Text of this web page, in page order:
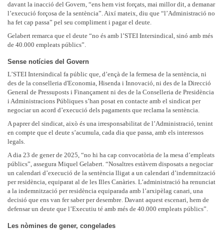
davant la inacció del Govern, “ens hem vist forçats, mai millor dit, a demanar
l’execució forçosa de la sentència”. Així mateix, diu que “l’Administració no
ha fet cap passa” pel seu compliment i pagar el deute.
Gelabert remarca que el deute “no és amb l’STEI Intersindical, sinó amb més
de 40.000 empleats públics”.
Sense notícies del Govern
L’STEI Intersindical fa públic que, d’ençà de la fermesa de la sentència, ni
des de la conselleria d'Economia, Hisenda i Innovació, ni des de la Direcció
General de Pressuposts i Finançament ni des de la Conselleria de Presidència
i Administracions Públiques s’han posat en contacte amb el sindicat per
negociar un acord d’execució dels pagaments que reclama la sentència.
A paprer del sindicat, això és una irresponsabilitat de l’Administració, tenint
en compte que el deute s’acumula, cada dia que passa, amb els interessos
legals.
A dia 23 de gener de 2025, “no hi ha cap convocatòria de la mesa d’empleats
públics”, assegura Miquel Gelabert. “Nosaltres estàvem disposats a negociar
un calendari d’execució de la sentència lligat a un calendari d’indemnització
per residència, equiparat al de les Illes Canàries. L’administració ha renunciat
a la indemnització per residència equiparada amb l’arxipèlag canari, una
decisió que ens van fer saber per desembre. Davant aquest escenari, hem de
defensar un deute que l’Executiu té amb més de 40.000 empleats públics”.
Les nòmines de gener, congelades